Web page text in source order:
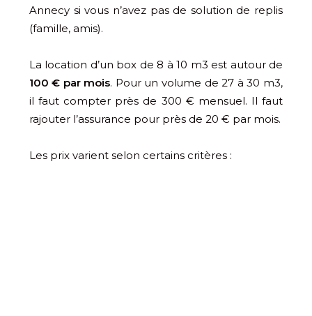
Annecy si vous n’avez pas de solution de replis
(famille, amis).
La location d’un box de 8 à 10 m3 est autour de
100 € par mois. Pour un volume de 27 à 30 m3,
il faut compter près de 300 € mensuel. Il faut
rajouter l’assurance pour près de 20 € par mois.
Les prix varient selon certains critères :